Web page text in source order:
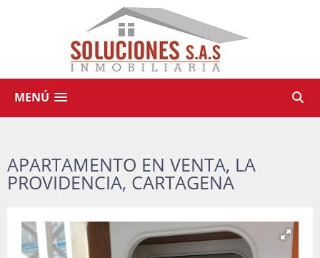
MENÚ
APARTAMENTO EN VENTA, LA
PROVIDENCIA, CARTAGENA